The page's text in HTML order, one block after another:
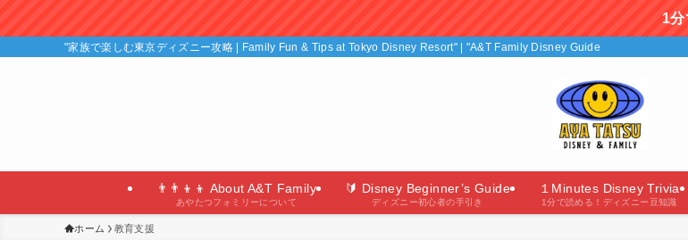
1分で読める！デ
"家族で楽しむ東京ディズニー攻略 | Family Fun & Tips at Tokyo Disney Resort" | "A&T Family Disney Guide"（あやたつファ
👨‍👨‍👦‍👦 About A&T Family
あやたつフォミリーについて
🔰 Disney Beginner’s Guide
ディズニー初心者の手引き
１Minutes Disney Trivia
1分で読める！ディズニー豆知識
ホーム 教育支援